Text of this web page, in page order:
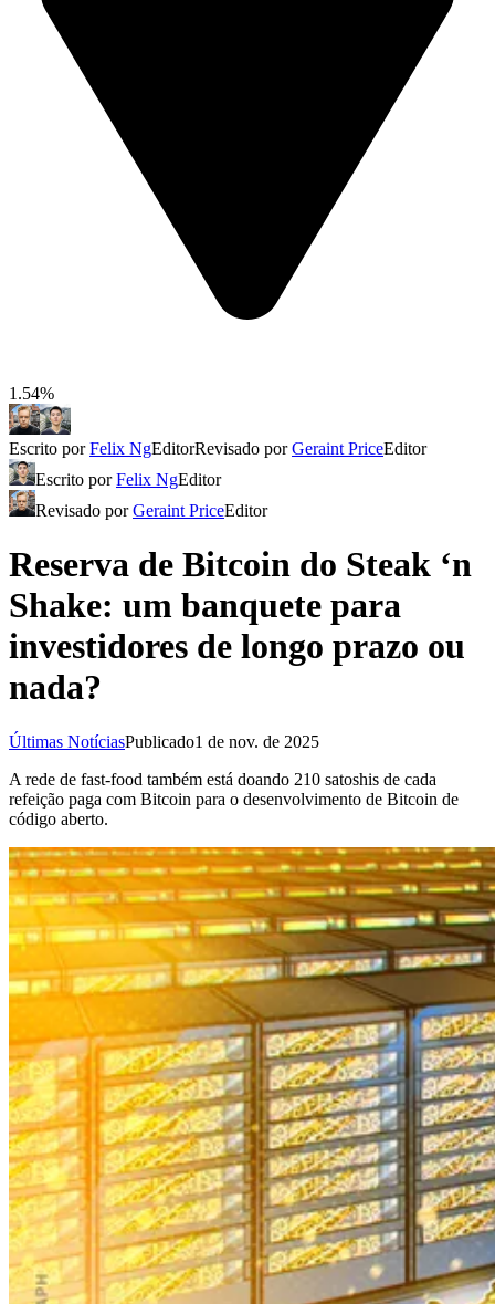
1.54%
Escrito porFelix NgEditorRevisado porGeraint PriceEditor
Escrito porFelix NgEditor
Revisado porGeraint PriceEditor
Reserva de Bitcoin do Steak ‘n
Shake: um banquete para
investidores de longo prazo ou
nada?
Últimas NotíciasPublicado1 de nov. de 2025
A rede de fast-food também está doando 210 satoshis de cada
refeição paga com Bitcoin para o desenvolvimento de Bitcoin de
código aberto.